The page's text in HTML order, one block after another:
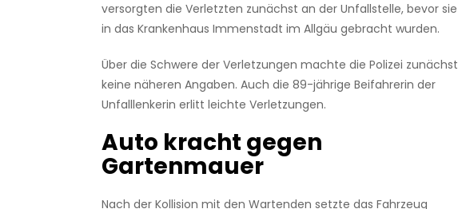
versorgten die Verletzten zunächst an der Unfallstelle, bevor sie
in das Krankenhaus Immenstadt im Allgäu gebracht wurden.
Über die Schwere der Verletzungen machte die Polizei zunächst
keine näheren Angaben. Auch die 89-jährige Beifahrerin der
Unfalllenkerin erlitt leichte Verletzungen.
Auto kracht gegen
Gartenmauer
Nach der Kollision mit den Wartenden setzte das Fahrzeug